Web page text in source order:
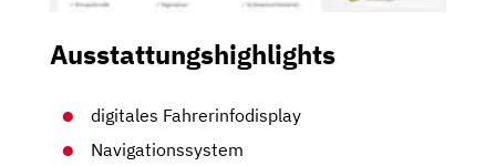
Ausstattungshighlights
digitales Fahrerinfodisplay
Navigationssystem